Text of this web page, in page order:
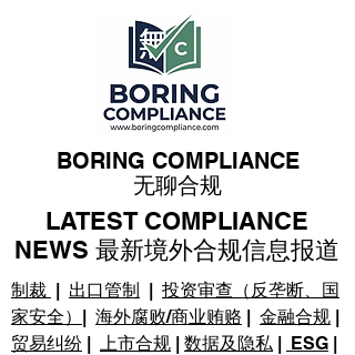
制裁 | 出口管制 | 投资审查（反垄断、国
家安全） | 海外腐败/商业贿赂 | 金融合规 |
贸易纠纷 | 上市合规 | 数据及隐私 | ESG |
BORING COMPLIANCE
无聊合规
LATEST COMPLIANCE
NEWS 最新境外合规信息报道